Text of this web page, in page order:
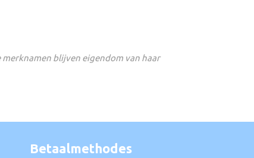
blijven eigendom van haar
Betaalmethodes